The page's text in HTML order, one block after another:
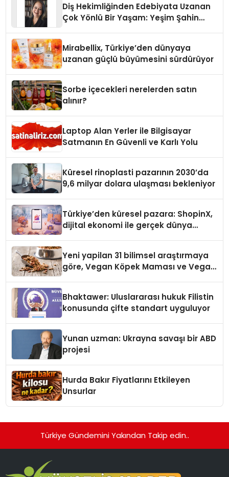
Diş Hekimliğinden Edebiyata Uzanan
Çok Yönlü Bir Yaşam: Yeşim Şahin
Mirabellix, Türkiye’den dünyaya
uzanan güçlü büyümesini sürdürüyor
Sorbe içecekleri nerelerden satın
alınır?
Laptop Alan Yerler ile Bilgisayar
Satmanın En Güvenli ve Karlı Yolu
Küresel rinoplasti pazarının 2030’da
9,6 milyar dolara ulaşması bekleniyor
Türkiye’den küresel pazara: ShopinX,
dijital ekonomi ile gerçek dünya
Yeni yapilan 31 bilimsel araştırmaya
göre, Vegan Köpek Maması ve Vegan
Bhaktawer: Uluslararası hukuk Filistin
konusunda çifte standart uyguluyor
Yunan uzman: Ukrayna savaşı bir ABD
projesi
Hurda Bakır Fiyatlarını Etkileyen
Unsurlar
Türkiye Gündemini Yakından Takip edin..